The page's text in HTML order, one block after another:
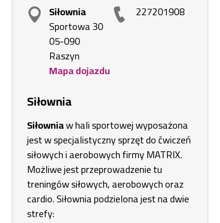
Siłownia
Sportowa 30
05-090
Raszyn
Mapa dojazdu
karcie
227201908
Siłownia
Siłowniaw hali sportowej wyposażona
jest w specjalistyczny sprzęt do ćwiczeń
siłowych i aerobowych firmy MATRIX.
Możliwe jest przeprowadzenie tu
treningów siłowych, aerobowych oraz
cardio. Siłownia podzielona jest na dwie
strefy: